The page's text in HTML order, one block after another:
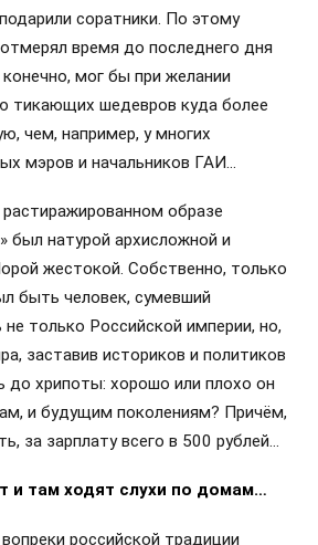
соратники. По этому
время до последнего дня
мог бы при желании
тикающих шедевров куда более
чем, например, у многих
мэров и начальников ГАИ…
образе
был натурой архисложной и
жестокой. Собственно, только
быть человек, сумевший
не только Российской империи, но,
заставив историков и политиков
до хрипоты: хорошо или плохо он
и будущим поколениям? Причём,
за зарплату всего в 500 рублей…
и там ходят слухи по домам…
российской традиции